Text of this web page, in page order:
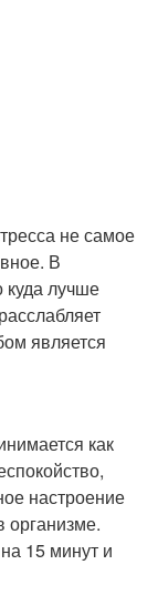
не самое
В
куда лучше
является
как
настроение
организме.
15 минут и